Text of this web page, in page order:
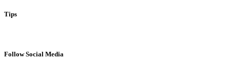
Tips
Follow Social Media